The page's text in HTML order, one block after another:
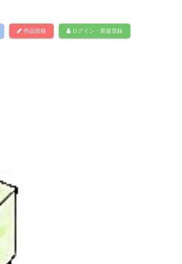
作品投稿 ログイン・新規登録